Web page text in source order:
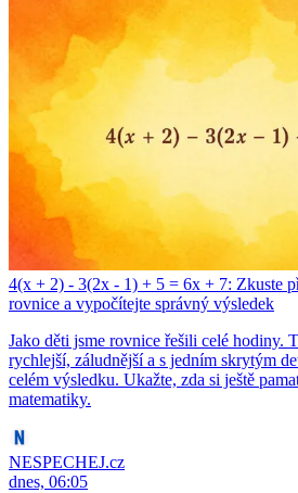
4(x + 2) - 3(2x - 1) + 5 = 6x + 7: Zkuste
rovnice a vypočítejte správný výsledek
Jako děti jsme rovnice řešili celé hodiny.
rychlejší, záludnější a s jedním skrytým
celém výsledku. Ukažte, zda si ještě
matematiky.
NESPECHEJ.cz
dnes, 06:05